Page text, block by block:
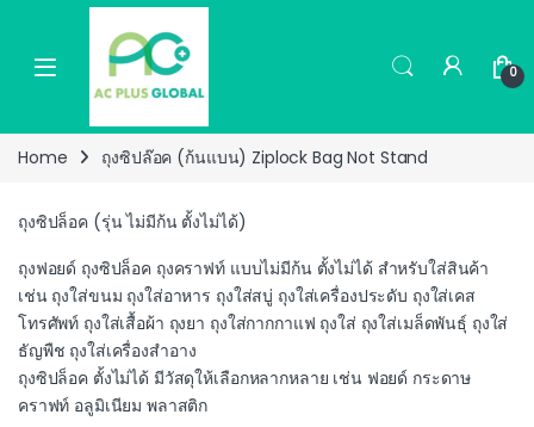
Skip to navigation
Skip to content
0
Home ถุงซิปล๊อค (ก้นแบน) Ziplock Bag Not Stand
ถุงซิปล็อค (รุ่น ไม่มีก้น ตั้งไม่ได้)
ถุงฟอยด์ ถุงซิปล็อค ถุงคราฟท์ แบบไม่มีก้น ตั้งไม่ได้ สำหรับใส่สินค้า
เช่น ถุงใส่ขนม ถุงใส่อาหาร ถุงใส่สบู่ ถุงใส่เครื่องประดับ ถุงใส่เคส
โทรศัพท์ ถุงใส่เสื้อผ้า ถุงยา ถุงใส่กากกาแฟ ถุงใส่ ถุงใส่เมล็ดพันธุ์ ถุงใส่
ธัญพืช ถุงใส่เครื่องสำอาง
ถุงซิปล็อค ตั้งไม่ได้ มีวัสดุให้เลือกหลากหลาย เช่น ฟอยด์ กระดาษ
คราฟท์ อลูมิเนียม พลาสติก